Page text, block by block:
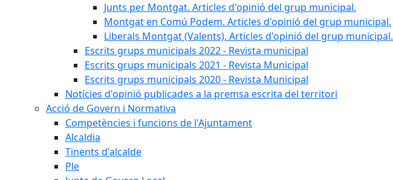
Junts per Montgat. Articles d'opinió del grup municipal.
Montgat en Comú Podem. Articles d'opinió del grup municipal.
Liberals Montgat (Valents). Articles d'opinió del grup municipal.
Escrits grups municipals 2022 - Revista municipal
Escrits grups municipals 2021 - Revista Municipal
Escrits grups municipals 2020 - Revista Municipal
Notícies d'opinió publicades a la premsa escrita del territori
Acció de Govern i Normativa
Competències i funcions de l'Ajuntament
Alcaldia
Tinents d'alcalde
Ple